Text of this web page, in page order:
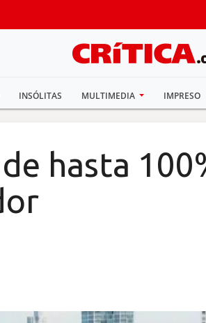
INSÓLITAS MULTIMEDIA IMPRESO
hasta